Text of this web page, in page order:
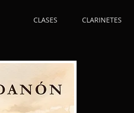
CLASES CLARINETES